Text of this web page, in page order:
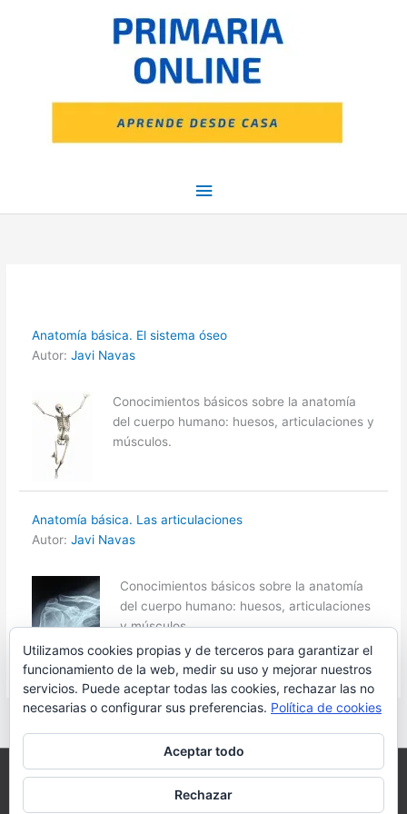
Menú
principal
Anatomía básica. El sistema óseo
Autor: Javi Navas
Conocimientos básicos sobre la anatomía
del cuerpo humano: huesos, articulaciones y
músculos.
Anatomía básica. Las articulaciones
Autor: Javi Navas
Conocimientos básicos sobre la anatomía
del cuerpo humano: huesos, articulaciones
y músculos.
Copyright © 2026 Javi Navas para Primaria Online Academia.
Utilizamos cookies propias y de terceros para garantizar el
funcionamiento de la web, medir su uso y mejorar nuestros
servicios. Puede aceptar todas las cookies, rechazar las no
necesarias o configurar sus preferencias. Política de cookies
Aceptar todo
Rechazar